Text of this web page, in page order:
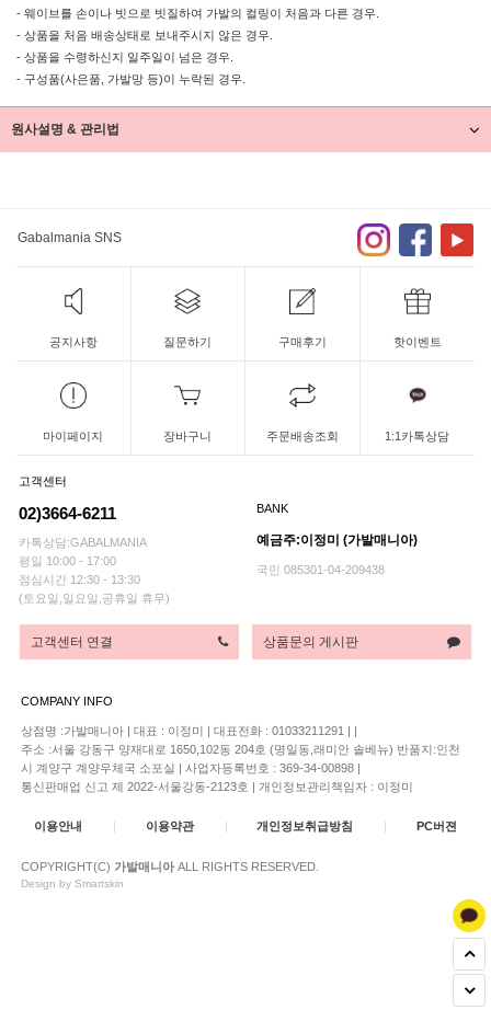
- 웨이브를 손이나 빗으로 빗질하여 가발의 컬링이 처음과 다른 경우.
- 상품을 처음 배송상태로 보내주시지 않은 경우.
- 상품을 수령하신지 일주일이 넘은 경우.
- 구성품(사은품, 가발망 등)이 누락된 경우.
원사설명 & 관리법
Gabalmania SNS
공지사항 질문하기 구매후기 핫이벤트
마이페이지 장바구니 주문배송조회 1:1카톡상담
고객센터
02)3664-6211
카톡상담:GABALMANIA
평일 10:00 - 17:00
점심시간 12:30 - 13:30
(토요일,일요일,공휴일 휴무)
BANK
예금주:이정미 (가발매니아)
국민 085301-04-209438
고객센터 연결 상품문의 게시판
COMPANY INFO
상점명 :가발매니아 | 대표 : 이정미 | 대표전화 : 01033211291 | |
주소 :서울 강동구 양재대로 1650,102동 204호 (명일동,래미안 솔베뉴) 반품지:인천
시 계양구 계양우체국 소포실 | 사업자등록번호 : 369-34-00898 |
통신판매업 신고 제 2022-서울강동-2123호 | 개인정보관리책임자 : 이정미
이용안내 | 이용약관 | 개인정보취급방침 | PC버젼
COPYRIGHT(C) 가발매니아 ALL RIGHTS RESERVED.